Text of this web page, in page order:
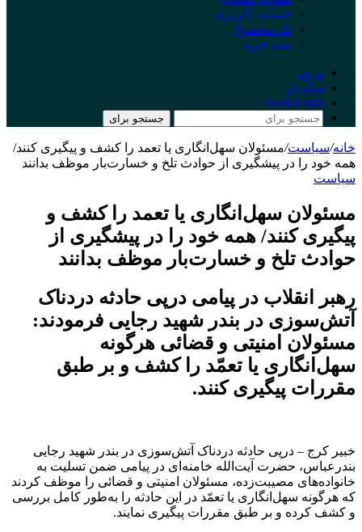
حساب کاربری
تک محصول
سبد خرید
ورود
سایدبار
Switch skin
جستجو برای
خانه/سیاست/مسئولان سهل‌انگاری یا تعمد را کشف و پیگیری کنند/
همه‌ خود را در پیشگیری از حوادث تلخ و خسارت‌بار موظف بدانند
سیاست
مسئولان سهل‌انگاری یا تعمد را کشف و
پیگیری کنند/ همه‌ خود را در پیشگیری از
حوادث تلخ و خسارت‌بار موظف بدانند
رهبر انقلاب در پیامی درپی حادثه دردناک
آتش‌سوزی در بندر شهید رجایی فرمودند:
مسئولان امنیتی و قضائی هرگونه
سهل‌انگاری یا تعمّد را کشف و بر طبق
مقررات پیگیری کنند.
خبیر کرج – درپی حادثه دردناک آتش‌سوزی در بندر شهید رجایی
بندرعباس، حضرت آیت‌الله خامنه‌ای در پیامی ضمن تسلیت به
خانواده‌های مصیبت‌زده‌، مسئولان امنیتی و قضائی را موظف کردند
که هرگونه سهل‌انگاری یا تعمّد در این حادثه را به‌طور کامل بررسی
و کشف کرده و بر طبق مقررات پیگیری نمایند.